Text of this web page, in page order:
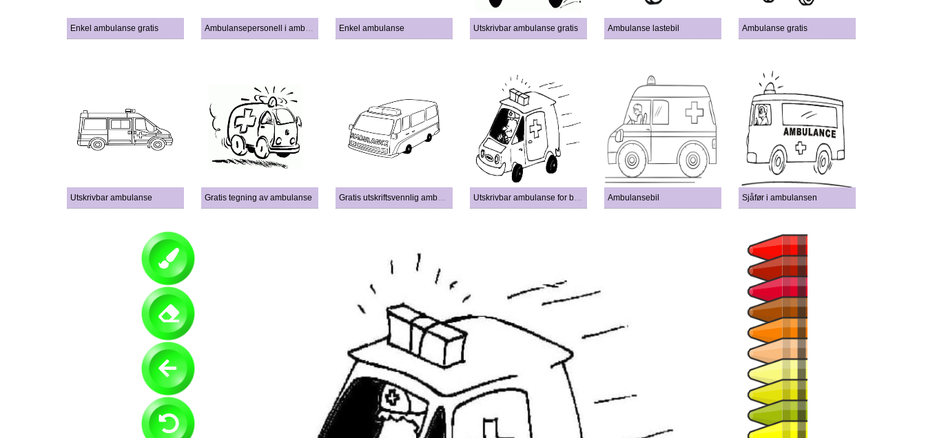
Enkel ambulanse gratis Ambulansepersonell i ambulanse Enkel ambulanse Utskrivbar ambulanse gratis Ambulanse lastebil Ambulanse gratis
Utskrivbar ambulanse Gratis tegning av ambulanse Gratis utskriftsvennlig ambulanse Utskrivbar ambulanse for barn Ambulansebil Sjåfør i ambulansen